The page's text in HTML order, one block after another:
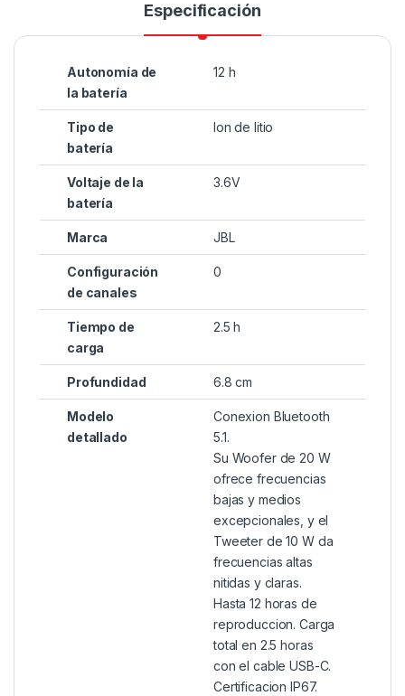
Especificación
Autonomía de
la batería
12 h
Tipo de
batería
Ion de litio
Voltaje de la
batería
3.6V
Marca JBL
Configuración
de canales
0
Tiempo de
carga
2.5 h
Profundidad 6.8 cm
Modelo
detallado
Conexion Bluetooth
5.1.
Su Woofer de 20 W
ofrece frecuencias
bajas y medios
excepcionales, y el
Tweeter de 10 W da
frecuencias altas
nitidas y claras.
Hasta 12 horas de
reproduccion. Carga
total en 2.5 horas
con el cable USB-C.
Certificacion IP67.